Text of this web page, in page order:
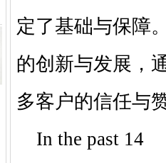
定了基础与保障
的创新与发展，
多客户的信任与
In the past 14